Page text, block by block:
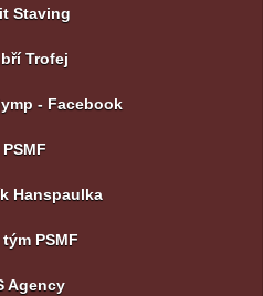
Staving
Trofej
- Facebook
Hanspaulka
PSMF
Agency